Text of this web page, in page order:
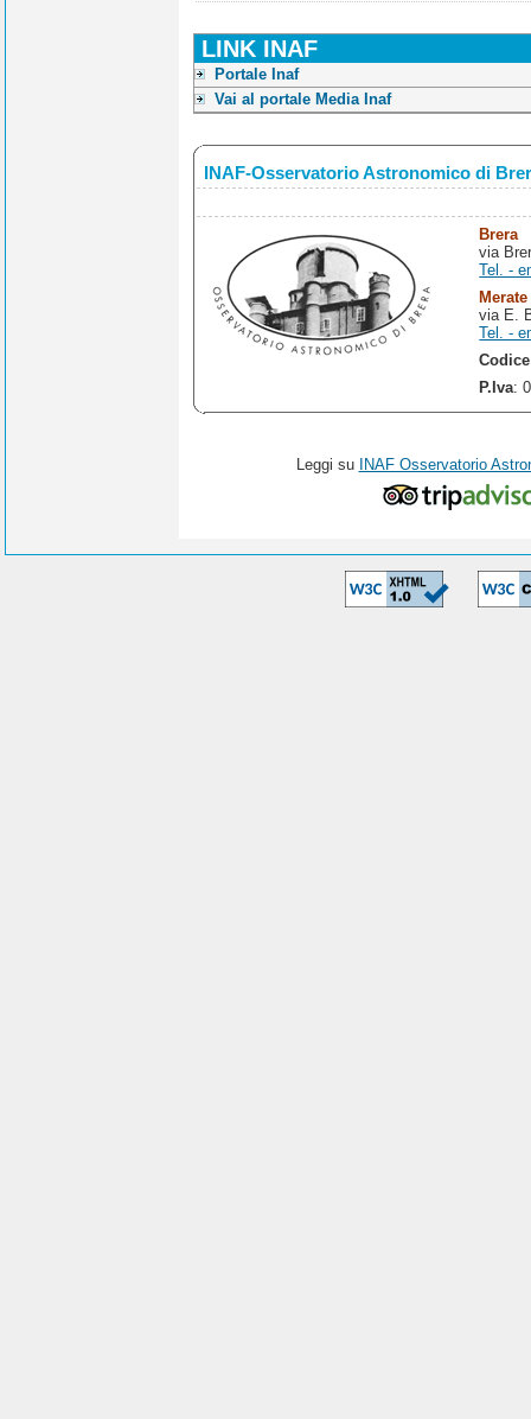
LINK INAF
Portale Inaf
Vai al portale Media Inaf
INAF-Osservatorio Astronomico di
Brera
via
Tel. -
Merate
via E.
Tel. -
P.Iva:
Leggi su INAF Osservatorio